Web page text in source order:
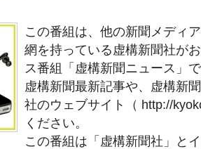
この番組は、他の新聞メディ
網を持っている虚構新聞社が
ス番組「虚構新聞ニュース」
虚構新聞最新記事や、虚構新
社のウェブサイト（ http://
ください。
この番組は「虚構新聞社」と